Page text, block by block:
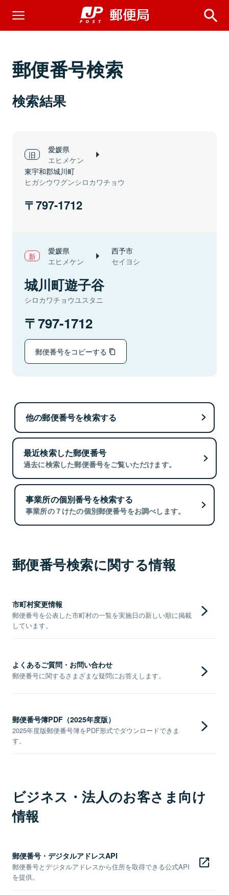
郵便番号検索
検索結果
愛媛県
エヒメケン
東宇和郡城川町
ヒガシウワグンシロカワチョウ
797-1712
愛媛県
エヒメケン
西予市
セイヨシ
城川町遊子谷
シロカワチョウユスタニ
797-1712
郵便番号をコピーする
他の郵便番号を検索する
最近検索した郵便番号
過去に検索した郵便番号をご覧いただけます。
事業所の個別番号を検索する
事業所の７けたの個別郵便番号をお調べします。
郵便番号検索に関する情報
市町村変更情報
郵便番号を公表した市町村の一覧を実施日の新しい順に掲載
しています。
よくあるご質問・お問い合わせ
郵便番号に関するさまざまな疑問にお答えします。
郵便番号簿PDF（2025年度版）
2025年度版郵便番号簿をPDF形式でダウンロードできま
す。
ビジネス・法人のお客さま向け
情報
郵便番号・デジタルアドレスAPI
郵便番号とデジタルアドレスから住所を取得できる公式API
を提供。